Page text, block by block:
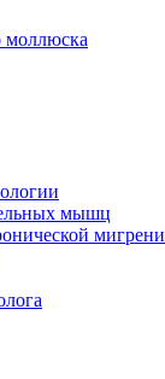
моллюска
мышц
мигрени